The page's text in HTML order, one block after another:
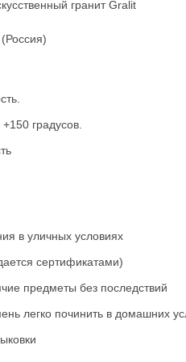
гранит Gralit
градусов.
в уличных условиях
сертификатами)
предметы без последствий
легко починить в домашних